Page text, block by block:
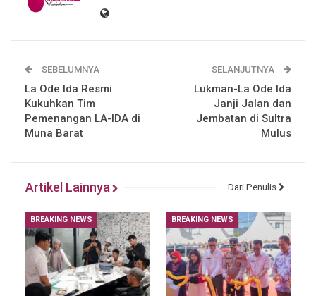
SEBELUMNYA
La Ode Ida Resmi
Kukuhkan Tim
Pemenangan LA-IDA di
Muna Barat
SELANJUTNYA
Lukman-La Ode Ida
Janji Jalan dan
Jembatan di Sultra
Mulus
Artikel Lainnya Dari Penulis
BREAKING NEWS BREAKING NEWS